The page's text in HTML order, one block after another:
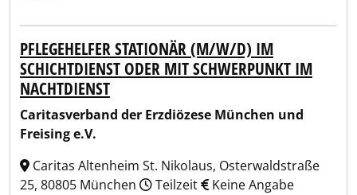
PFLEGEHELFER STATIONÄR (M/W/D) IM
SCHICHTDIENST ODER MIT SCHWERPUNKT IM
NACHTDIENST
Caritasverband der Erzdiözese München und
Freising e.V.
Caritas Altenheim St. Nikolaus, Osterwaldstraße
25, 80805 München
Teilzeit Keine Angabe